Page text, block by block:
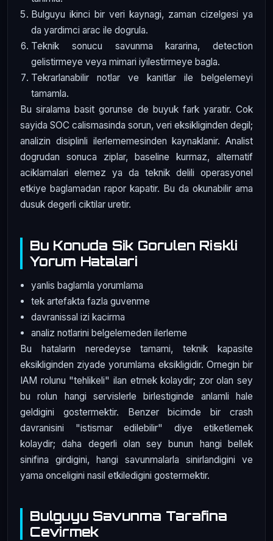
Bulguyu ikinci bir veri kaynagi, zaman cizelgesi ya
da yardimci arac ile dogrula.
Teknik sonucu savunma kararina, detection
gelistirmeye veya mimari iyilestirmeye bagla.
Tekrarlanabilir notlar ve kanitlar ile belgelemeyi
tamamla.
Bu siralama basit gorunse de buyuk fark yaratir. Cok
sayida SOC calismasinda sorun, veri eksikliginden degil;
analizin disiplinli ilerlememesinden kaynaklanir. Analist
dogrudan sonuca ziplar, baseline kurmaz, alternatif
aciklamalari elemez ya da teknik delili operasyonel
etkiye baglamadan rapor kapatir. Bu da okunabilir ama
dusuk degerli ciktilar uretir.
Bu Konuda Sik Gorulen Riskli
Yorum Hatalari
yanlis baglamla yorumlama
tek artefakta fazla guvenme
davranissal izi kacirma
analiz notlarini belgelemeden ilerleme
Bu hatalarin neredeyse tamami, teknik kapasite
eksikliginden ziyade yorumlama eksikligidir. Ornegin bir
IAM rolunu "tehlikeli" ilan etmek kolaydir; zor olan sey
bu rolun hangi servislerle birlestiginde anlamli hale
geldigini gostermektir. Benzer bicimde bir crash
davranisini "istismar edilebilir" diye etiketlemek
kolaydir; daha degerli olan sey bunun hangi bellek
sinifina girdigini, hangi savunmalarla sinirlandigini ve
yama onceligini nasil etkiledigini gostermektir.
Bulguyu Savunma Tarafina
Cevirmek